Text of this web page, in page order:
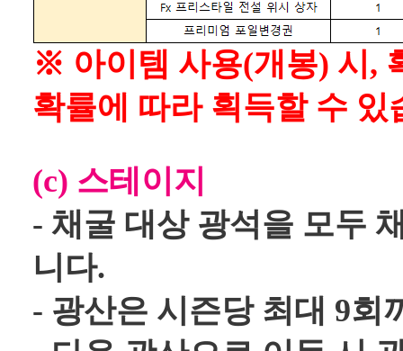
※ 아이템 사용(개봉) 시,
확률에 따라 획득할 수 있
(c) 스테이지
- 채굴 대상 광석을 모두
니다.
- 광산은 시즌당 최대 9회